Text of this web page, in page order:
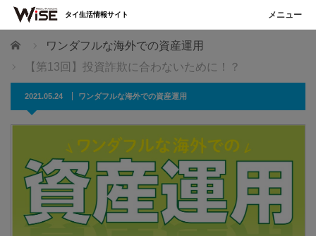
ホーム
ワンダフルな海外での資産運用
【第13回】投資詐欺に合わないために！？
2021.05.24 ワンダフルな海外での資産運用
タイ生活情報サイト